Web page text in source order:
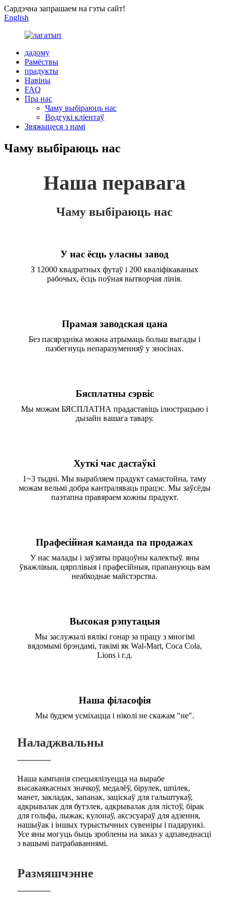
Сардэчна запрашаем на гэты сайт!
English
дадому
Рамёствы
прадукты
Навіны
FAQ
Пра нас
Чаму выбіраюць нас
Водгукі кліентаў
Звяжыцеся з намі
Чаму выбіраюць нас
Наша перавага
Чаму выбіраюць нас
У нас ёсць уласны завод
З 12000 квадратных футаў і 200 кваліфікаваных
рабочых, ёсць поўная вытворчая лінія.
Прамая заводская цана
Без пасярэдніка можна атрымаць больш выгады і
пазбегнуць непаразуменняў у зносінах.
Бясплатны сэрвіс
Мы можам БЯСПЛАТНА прадаставіць ілюстрацыю і
дызайн вашага тавару.
Хуткі час дастаўкі
1~3 тыдні. Мы вырабляем прадукт самастойна, таму
можам вельмі добра кантраляваць працэс. Мы заўсёды
паэтапна правяраем кожны прадукт.
Прафесійная каманда па продажах
У нас малады і заўзяты працоўны калектыў. яны
ўважлівыя, цярплівыя і прафесійныя, прапануюць вам
неабходнае майстэрства.
Высокая рэпутацыя
Мы заслужылі вялікі гонар за працу з многімі
вядомымі брэндамі, такімі як Wal-Mart, Coca Cola,
Lions і г.д.
Наша філасофія
Мы будзем усміхацца і ніколі не скажам "не".
Наладжвальны
Наша кампанія спецыялізуецца на вырабе
высакаякасных значкоў, медалёў, бірулек, шпілек,
манет, закладак, запанак, заціскаў для гальштукаў,
адкрывалак для бутэлек, адкрывалак для лістоў, бірак
для гольфа, лыжак, кулонаў, аксэсуараў для адзення,
нашыўак і іншых турыстычных сувеніры і падарункі.
Усе яны могуць быць зроблены на заказ у адпаведнасці
з вашымі патрабаваннямі.
Размяшчэнне